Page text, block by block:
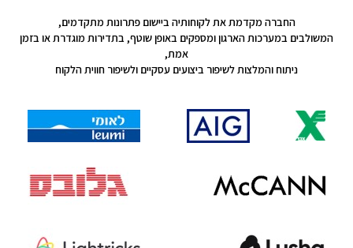
החברה מקדמת את לקוחותיה ביישום פתרונות מתקדמים,
המשולבים במערכות הארגון ומספקים באופן שוטף, בתדירות מוגדרת או בזמן
אמת,
ניתוח והמלצות לשיפור ביצועים עסקיים ולשיפור חווית הלקוח